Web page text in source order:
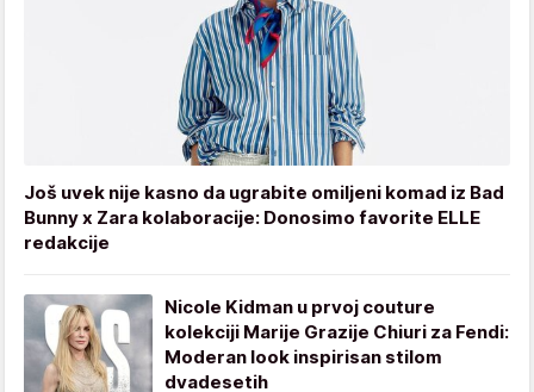
Još uvek nije kasno da ugrabite omiljeni komad iz Bad
Bunny x Zara kolaboracije: Donosimo favorite ELLE
redakcije
Nicole Kidman u prvoj couture
kolekciji Marije Grazije Chiuri za Fendi:
Moderan look inspirisan stilom
dvadesetih